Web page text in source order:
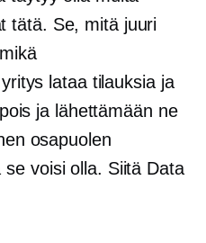
tätä. Se, mitä juuri
yritys lataa tilauksia ja
ja lähettämään ne
osapuolen
se voisi olla. Siitä Data